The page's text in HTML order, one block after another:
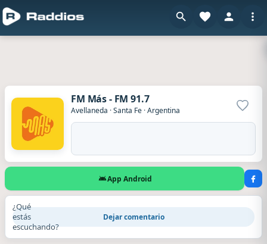
FM Más - FM 91.7
Avellaneda ·Santa Fe ·Argentina
App Android
¿Qué
estás
escuchando?
Dejar comentario